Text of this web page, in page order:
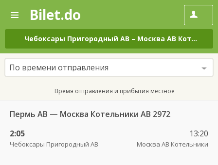
—
Поиск
и
покупка
билетов
на
автобус
онлайн
Bilet.do
Чебоксары Пригородный АВ – Москва АВ Котельники
По времени отправления
Время отправления и прибытия местное
Пермь АВ — Москва Котельники АВ 2972
2:05
Чебоксары Пригородный АВ
13:20
Москва АВ Котельники